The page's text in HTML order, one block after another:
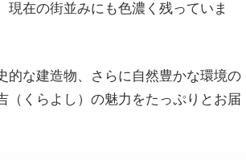
現在の街並みにも色濃く残っていま
的な建造物、さらに自然豊かな環境の
（くらよし）の魅力をたっぷりとお届